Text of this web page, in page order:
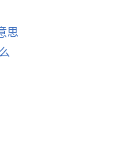
思